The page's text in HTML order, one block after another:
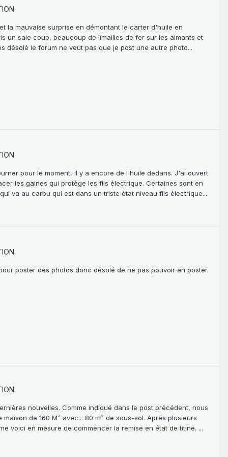
la mauvaise surprise en démontant le carter d'huile en
un sale coup, beaucoup de limailles de fer sur les aimants et
le forum ne veut pas que je post une autre photo...
pour le moment, il y a encore de l'huile dedans. J'ai ouvert
les gaines qui protège les fils électrique. Certaines sont en
va au carbu qui est dans un triste état niveau fils électrique...
poster des photos donc désolé de ne pas pouvoir en poster
nouvelles. Comme indiqué dans le post précédent, nous
de 160 M² avec... 80 m² de sous-sol. Après plusieurs
voici en mesure de commencer la remise en état de titine. ...